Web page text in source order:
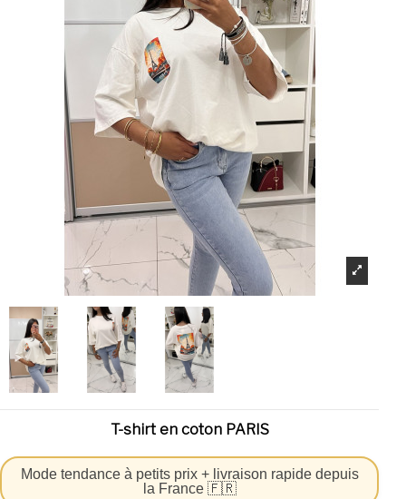
T-shirt en coton PARIS
Mode tendance à petits prix + livraison rapide depuis
la France 🇫🇷